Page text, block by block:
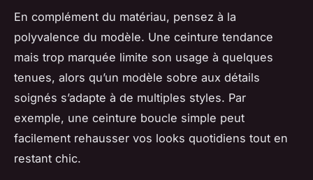
En complément du matériau, pensez à la
polyvalence du modèle. Une ceinture tendance
mais trop marquée limite son usage à quelques
tenues, alors qu’un modèle sobre aux détails
soignés s’adapte à de multiples styles. Par
exemple, une ceinture boucle simple peut
facilement rehausser vos looks quotidiens tout en
restant chic.